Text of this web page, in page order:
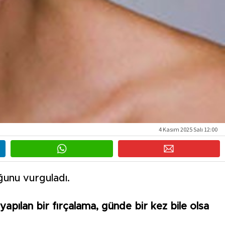
4 Kasım 2025 Salı 12:00
vurguladı.
yapılan bir fırçalama, günde bir kez bile olsa